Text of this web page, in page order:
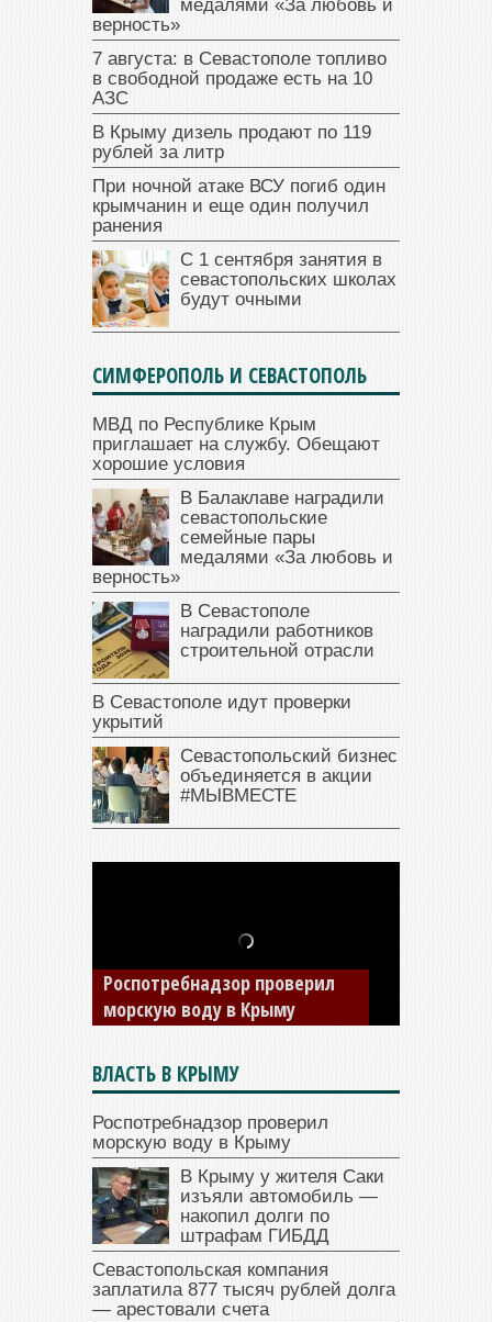
медалями «За любовь и
верность»
7 августа: в Севастополе топливо
в свободной продаже есть на 10
АЗС
В Крыму дизель продают по 119
рублей за литр
При ночной атаке ВСУ погиб один
крымчанин и еще один получил
ранения
С 1 сентября занятия в
севастопольских школах
будут очными
СИМФЕРОПОЛЬ И СЕВАСТОПОЛЬ
МВД по Республике Крым
приглашает на службу. Обещают
хорошие условия
В Балаклаве наградили
севастопольские
семейные пары
медалями «За любовь и
верность»
В Севастополе
наградили работников
строительной отрасли
В Севастополе идут проверки
укрытий
Севастопольский бизнес
объединяется в акции
#МЫВМЕСТЕ
В Крыму у жителя Саки
изъяли автомобиль —
накопил долги по штрафам
ГИБДД
ВЛАСТЬ В КРЫМУ
Роспотребнадзор проверил
морскую воду в Крыму
В Крыму у жителя Саки
изъяли автомобиль —
накопил долги по
штрафам ГИБДД
Севастопольская компания
заплатила 877 тысяч рублей долга
— арестовали счета